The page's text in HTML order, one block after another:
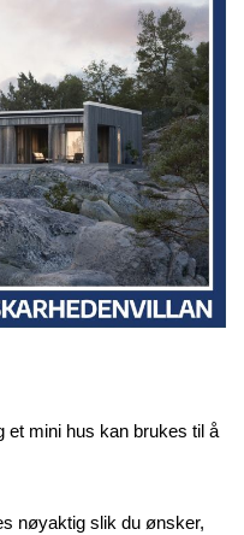
et mini hus kan brukes til å
nøyaktig slik du ønsker,